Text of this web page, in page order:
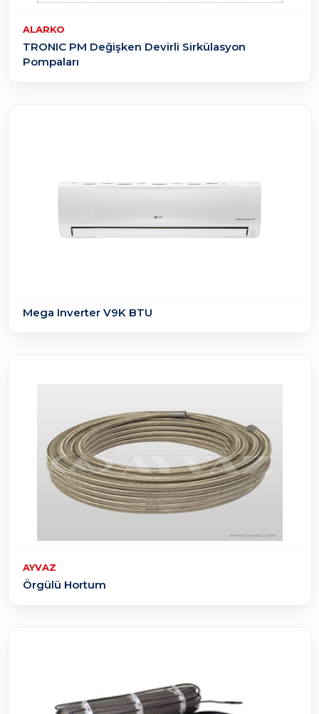
ALARKO
TRONIC PM Değişken Devirli Sirkülasyon
Pompaları
Mega Inverter V9K BTU
AYVAZ
Örgülü Hortum